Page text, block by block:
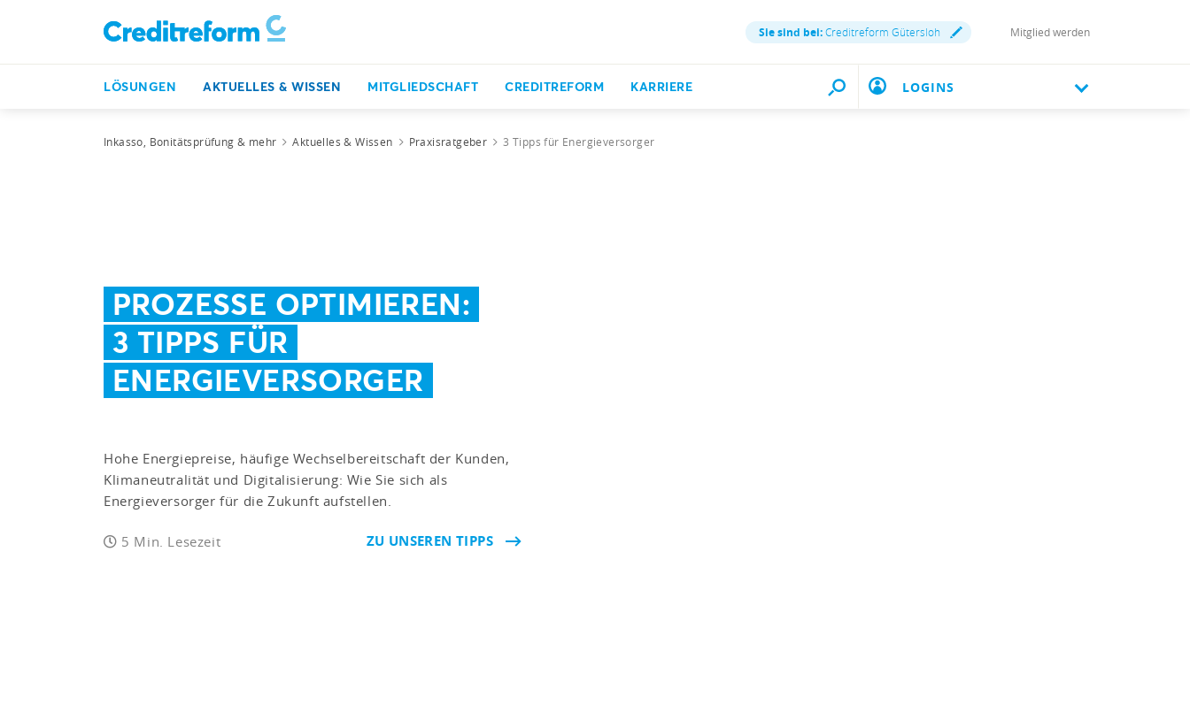
Sie sind bei:Creditreform Gütersloh Mitglied werden
LÖSUNGEN AKTUELLES & WISSEN MITGLIEDSCHAFT CREDITREFORM KARRIERE LOGINS
Inkasso, Bonitätsprüfung & mehr Aktuelles & Wissen Praxisratgeber 3 Tipps für Energieversorger
PROZESSE OPTIMIEREN:
3 TIPPS FÜR
ENERGIEVERSORGER
Hohe Energiepreise, häufige Wechselbereitschaft der Kunden,
Klimaneutralität und Digitalisierung: Wie Sie sich als
Energieversorger für die Zukunft aufstellen.
5 Min. Lesezeit ZU UNSEREN TIPPS